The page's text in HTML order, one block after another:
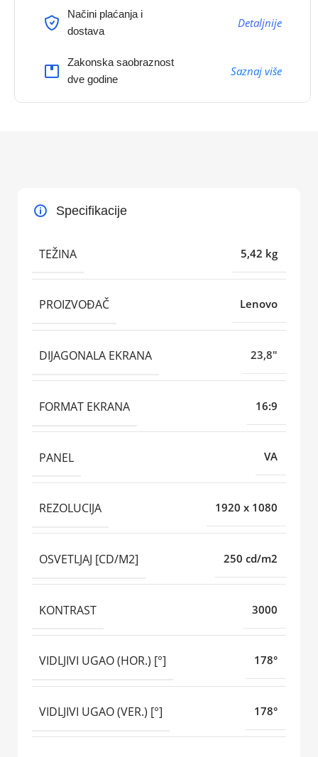
Načini plaćanja i
dostava
Detaljnije
Zakonska saobraznost
dve godine
Saznaj više
Specifikacije
TEŽINA 5,42 kg
PROIZVOĐAČ Lenovo
DIJAGONALA EKRANA 23,8"
FORMAT EKRANA 16:9
PANEL VA
REZOLUCIJA 1920 x 1080
OSVETLJAJ [CD/M2] 250 cd/m2
KONTRAST 3000
VIDLJIVI UGAO (HOR.) [°] 178°
VIDLJIVI UGAO (VER.) [°] 178°